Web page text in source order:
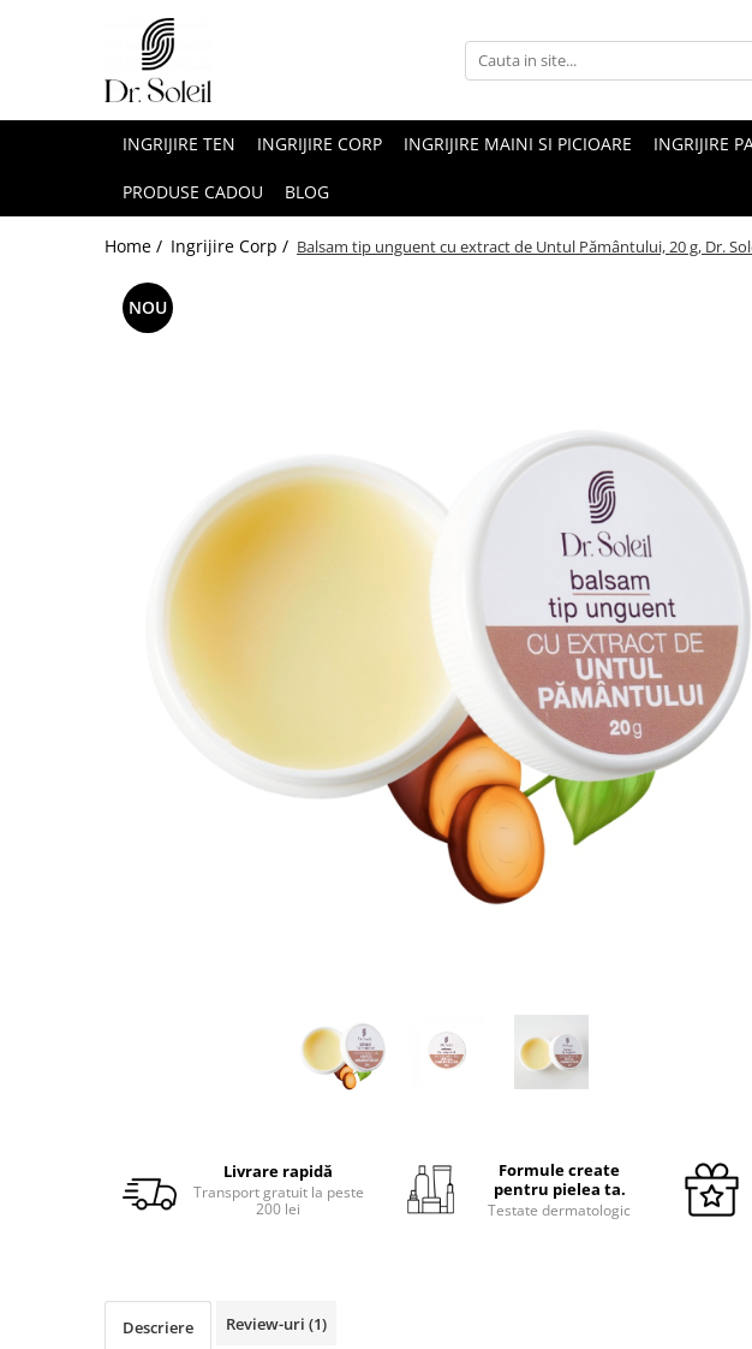
INGRIJIRE TEN INGRIJIRE CORP INGRIJIRE MAINI SI PICIOARE INGRIJIRE
PRODUSE CADOU BLOG
Home / Ingrijire Corp / Balsam tip unguent cu extract de Untul Pământului, 20 g, Dr.
NOU
Livrare rapidă
Transport gratuit la peste
200 lei
Formule create
pentru pielea ta.
Testate dermatologic
Descriere Review-uri (1)